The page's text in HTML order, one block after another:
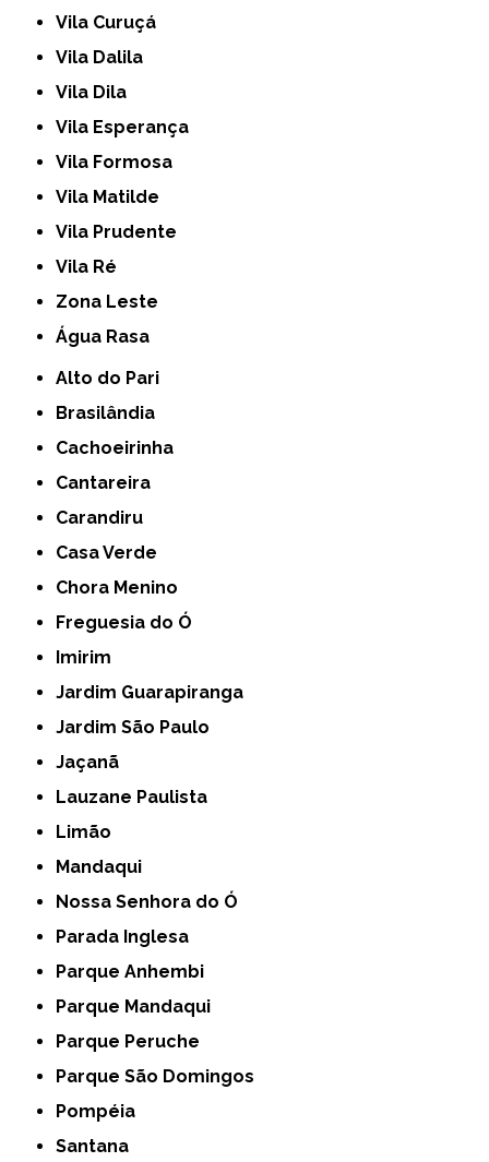
Vila Curuçá
Vila Dalila
Vila Dila
Vila Esperança
Vila Formosa
Vila Matilde
Vila Prudente
Vila Ré
Zona Leste
Água Rasa
Alto do Pari
Brasilândia
Cachoeirinha
Cantareira
Carandiru
Casa Verde
Chora Menino
Freguesia do Ó
Imirim
Jardim Guarapiranga
Jardim São Paulo
Jaçanã
Lauzane Paulista
Limão
Mandaqui
Nossa Senhora do Ó
Parada Inglesa
Parque Anhembi
Parque Mandaqui
Parque Peruche
Parque São Domingos
Pompéia
Santana